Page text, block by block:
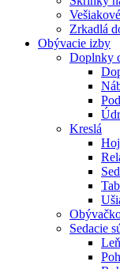
Zrkadlá
Obývacie izby
Doplnky
Kreslá
Sedacie